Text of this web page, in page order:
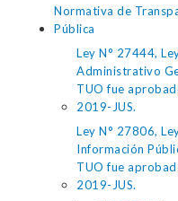
Normativa de
Pública
Ley N° 27444,
Administrativo
TUO fue
2019-JUS.
Ley N° 27806,
Información
TUO fue
2019-JUS.